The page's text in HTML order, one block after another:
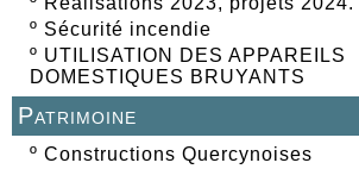
º Sécurité incendie
º UTILISATION DES APPAREILS
DOMESTIQUES BRUYANTS
Patrimoine
º Constructions Quercynoises